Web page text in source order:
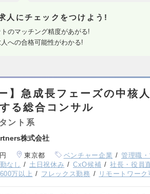
人にチェックをつけよう!
トのマッチング精度があがる!
への合格可能性がわかる!
】急成長フェーズの中核
る総合コンサル
ント系
株式会社
東京都 ベンチャー企業 管理職
なし 土日祝休み CxO候補 社長・役員
万以上 フレックス勤務 リモートワーク